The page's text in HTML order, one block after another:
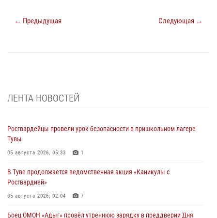
← Предыдущая Следующая →
ЛЕНТА НОВОСТЕЙ
Росгвардейцы провели урок безопасности в пришкольном лагере
Тувы
05 августа 2026, 05:33 1
В Туве продолжается ведомственная акция «Каникулы с
Росгвардией»
05 августа 2026, 02:04 7
Боец ОМОН «Адыг» провёл утреннюю зарядку в преддверии Дня